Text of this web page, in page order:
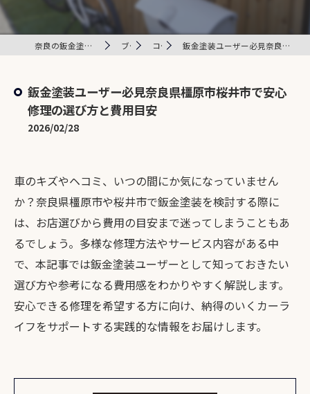
奈良の鈑金塗装は中井自動車鈑金塗装 Leaf ブログ コラム 鈑金塗装ユーザー必見奈良県橿原市桜井市で安心修理の選び方と費用目安
鈑金塗装ユーザー必見奈良県橿原市桜井市で安心
修理の選び方と費用目安
2026/02/28
車のキズやヘコミ、いつの間にか気になっていません
か？奈良県橿原市や桜井市で鈑金塗装を検討する際に
は、お店選びから費用の目安まで迷ってしまうこともあ
るでしょう。多様な修理方法やサービス内容がある中
で、本記事では鈑金塗装ユーザーとして知っておきたい
選び方や参考になる費用感をわかりやすく解説します。
安心できる修理を希望する方に向け、納得のいくカーラ
イフをサポートする実践的な情報をお届けします。